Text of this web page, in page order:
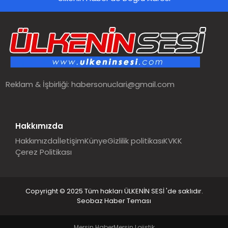
TEKNOLOJI
Reklam & İşbirliği:habersonuclari@gmail.com
Hakkımızda
HakkımızdaİletişimKünyeGizlilik politikasıKVKK
Çerez Politikası
Copyright © 2025 Tüm hakları ÜLKENİN SESİ 'de saklıdır.
Seobaz Haber Teması